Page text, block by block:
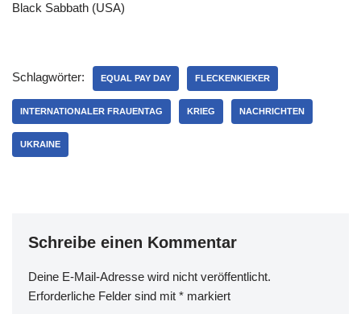
Black Sabbath (USA)
Schlagwörter: EQUAL PAY DAY FLECKENKIEKER
INTERNATIONALER FRAUENTAG KRIEG NACHRICHTEN
UKRAINE
Schreibe einen Kommentar
Deine E-Mail-Adresse wird nicht veröffentlicht.
Erforderliche Felder sind mit * markiert